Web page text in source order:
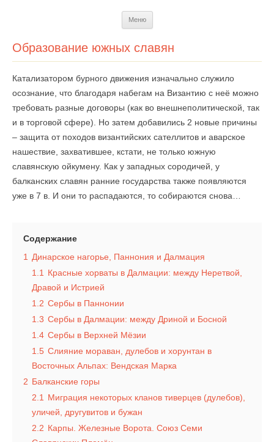
Меню
Образование южных славян
Катализатором бурного движения изначально служило
осознание, что благодаря набегам на Византию с неё можно
требовать разные договоры (как во внешнеполитической, так
и в торговой сфере). Но затем добавились 2 новые причины
– защита от походов византийских сателлитов и аварское
нашествие, захватившее, кстати, не только южную
славянскую ойкумену. Как у западных сородичей, у
балканских славян ранние государства также появляются
уже в 7 в. И они то распадаются, то собираются снова…
Содержание
1
Динарское нагорье, Паннония и Далмация
1.1
Красные хорваты в Далмации: между Неретвой,
Дравой и Истрией
1.2 Сербы в Паннонии
1.3 Сербы в Далмации: между Дриной и Босной
1.4 Сербы в Верхней Мёзии
1.5 Слияние мораван, дулебов и хорунтан в
Восточных Альпах: Вендская Марка
2 Балканские горы
2.1
Миграция некоторых кланов тиверцев (дулебов),
уличей, другувитов и бужан
2.2 Карпы. Железные Ворота. Союз Семи